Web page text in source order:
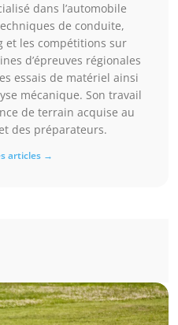
dans l’automobile
de conduite,
et les compétitions sur
d’épreuves régionales
essais de matériel ainsi
mécanique. Son travail
de terrain acquise au
des préparateurs.
articles →